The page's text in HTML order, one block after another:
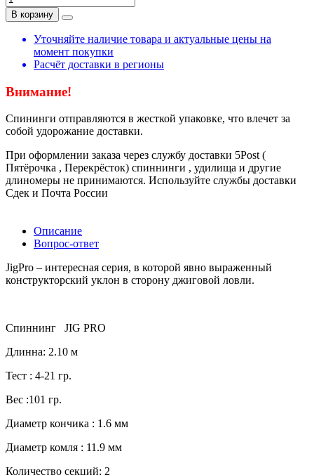
В корзину
Уточняйте наличие товара и актуальные цены на
момент покупки
Расчёт доставки в регионы
Внимание!
Спининги отправляются в жесткой упаковке, что влечет за
собой удорожание доставки.
При оформлении заказа через службу доставки 5Post (
Пятёрочка , Перекрёсток) спиннинги , удилища и другие
длиномеры не принимаются. Используйте службы доставки
Сдек и Почта России
Описание
Вопрос-ответ
JigPro – интересная серия, в которой явно выраженный
конструкторский уклон в сторону джиговой ловли.
Спиннинг JIG PRO
Длинна: 2.10 м
Тест : 4-21 гр.
Вес :101 гр.
Диаметр кончика : 1.6 мм
Диаметр комля : 11.9 мм
Количество секций: 2